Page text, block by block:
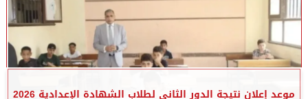
موعد إعلان نتيجة الدور الثاني لطلاب الشهادة الإعدادية 2026